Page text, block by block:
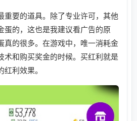
重要的道具。除了专业许可，其他
蛋的，这也是我建议看广告的原
真的很多。在游戏中，唯一消耗金
术和购买奖金的时候。买红利就是
利效果。